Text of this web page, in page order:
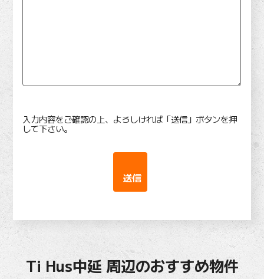
入力内容をご確認の上、よろしければ「送信」ボタンを押
して下さい。
Ti Hus中延 周辺のおすすめ物件